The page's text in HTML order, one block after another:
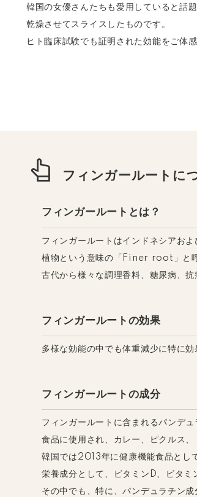
韓国の女優さんたちも愛用していると話
乾燥させてスライスしたものです。
ヒト臨床試験でも証明された効能をご体感
フィンガールートに
フィンガールートとは？
フィンガールートはインドネシアお
植物という意味の「Finer root」と呼
古代から様々な調理香料、糖尿病、
フィンガールートの効果
多様な効能の中でも体重減少に特に
フィンガールートの成分
フィンガールートに含まれるパンデ
食品に使用され、カレー、ピクルス
韓国では2013年に健康機能食品とし
栄養成分として、ビタミンD、ビタミ
その中でも、特に、パンデュラチン